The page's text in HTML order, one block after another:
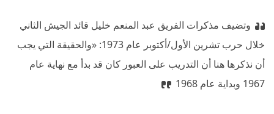
مع الولايات المتحدة على طلب سياسي محدد: أن تعطيها الولايات
المتحدة ورقة رسمية تسجل فيها تراجعها النهائي عن مبادرة
روجرز.
وتضيف مذكرات الفريق عبد المنعم خليل قائد الجيش الثاني
خلال حرب تشرين الأول/أكتوبر عام 1973: «والحقيقة التي يجب
أن نذكرها هنا أن التدريب على العبور كان قد بدأ مع نهاية عام
1967 وبداية عام 1968